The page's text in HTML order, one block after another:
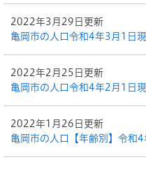
2022年3月29日更新
亀岡市の人口令和4年3月1日
2022年2月25日更新
亀岡市の人口令和4年2月1日
2022年1月26日更新
亀岡市の人口【年齢別】令和